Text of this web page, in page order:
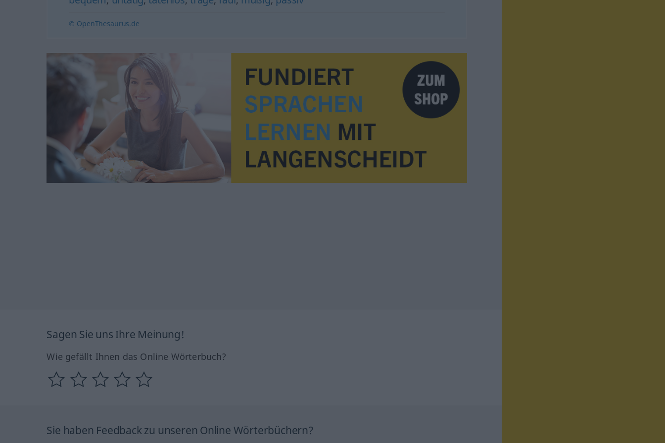
© OpenThesaurus.de
Sagen Sie uns Ihre Meinung!
Wie gefällt Ihnen das Online Wörterbuch?
Sie haben Feedback zu unseren Online Wörterbüchern?